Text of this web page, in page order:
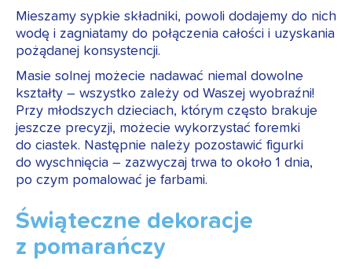
Mieszamy sypkie składniki, powoli dodajemy do nich
wodę i zagniatamy do połączenia całości i uzyskania
pożądanej konsystencji.
Masie solnej możecie nadawać niemal dowolne
kształty – wszystko zależy od Waszej wyobraźni!
Przy młodszych dzieciach, którym często brakuje
jeszcze precyzji, możecie wykorzystać foremki
do ciastek. Następnie należy pozostawić figurki
do wyschnięcia – zazwyczaj trwa to około 1 dnia,
po czym pomalować je farbami.
Świąteczne dekoracje
z pomarańczy